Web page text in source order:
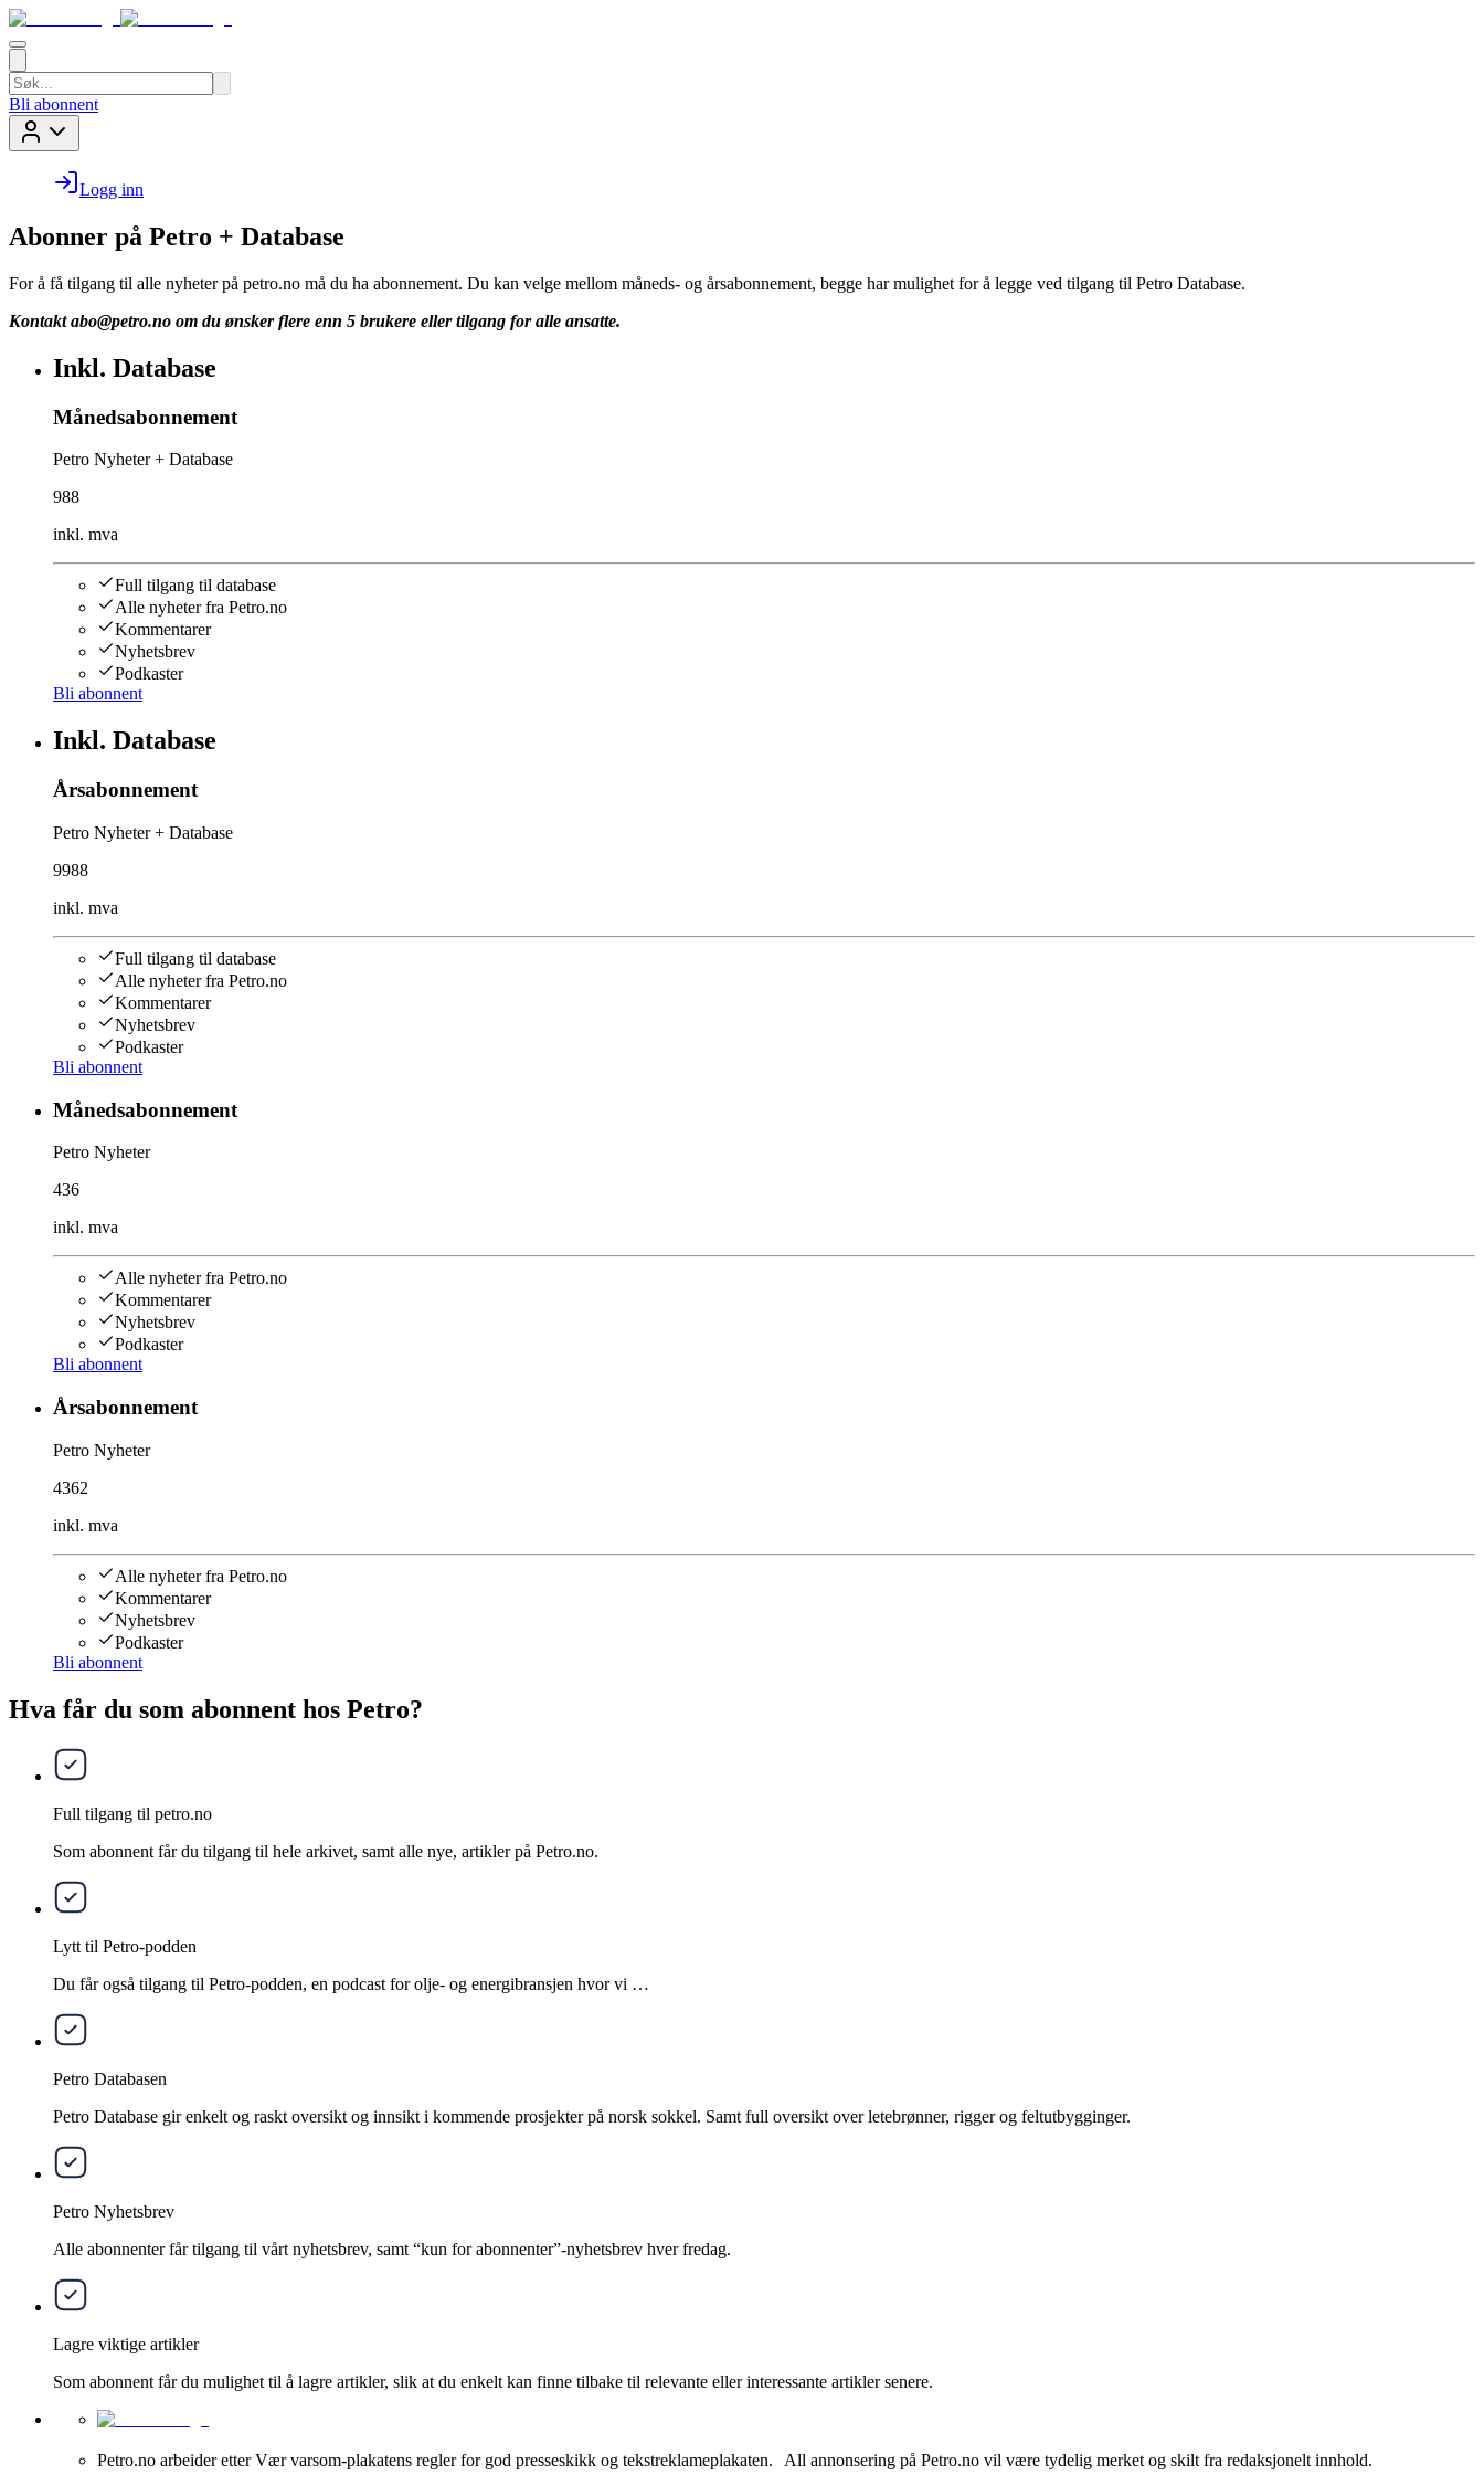
Bli abonnent
Logg inn
Abonner på Petro + Database
For å få tilgang til alle nyheter på petro.no må du ha abonnement. Du kan velge mellom måneds- og årsabonnement, begge har mulighet for å legge ved tilgang til Petro Database.
Kontakt abo@petro.no om du ønsker flere enn 5 brukere eller tilgang for alle ansatte.
Inkl. Database
Månedsabonnement
Petro Nyheter + Database
988
inkl. mva
Full tilgang til database
Alle nyheter fra Petro.no
Kommentarer
Nyhetsbrev
Podkaster
Bli abonnent
Inkl. Database
Årsabonnement
Petro Nyheter + Database
9988
inkl. mva
Full tilgang til database
Alle nyheter fra Petro.no
Kommentarer
Nyhetsbrev
Podkaster
Bli abonnent
Månedsabonnement
Petro Nyheter
436
inkl. mva
Alle nyheter fra Petro.no
Kommentarer
Nyhetsbrev
Podkaster
Bli abonnent
Årsabonnement
Petro Nyheter
4362
inkl. mva
Alle nyheter fra Petro.no
Kommentarer
Nyhetsbrev
Podkaster
Bli abonnent
Hva får du som abonnent hos Petro?
Full tilgang til petro.no
Som abonnent får du tilgang til hele arkivet, samt alle nye, artikler på Petro.no.
Lytt til Petro-podden
Du får også tilgang til Petro-podden, en podcast for olje- og energibransjen hvor vi …
Petro Databasen
Petro Database gir enkelt og raskt oversikt og innsikt i kommende prosjekter på norsk sokkel. Samt full oversikt over letebrønner, rigger og feltutbygginger.
Petro Nyhetsbrev
Alle abonnenter får tilgang til vårt nyhetsbrev, samt “kun for abonnenter”-nyhetsbrev hver fredag.
Lagre viktige artikler
Som abonnent får du mulighet til å lagre artikler, slik at du enkelt kan finne tilbake til relevante eller interessante artikler senere.
Petro.no arbeider etter Vær varsom-plakatens regler for god presseskikk og tekstreklameplakaten. All annonsering på Petro.no vil være tydelig merket og skilt fra redaksjonelt innhold.